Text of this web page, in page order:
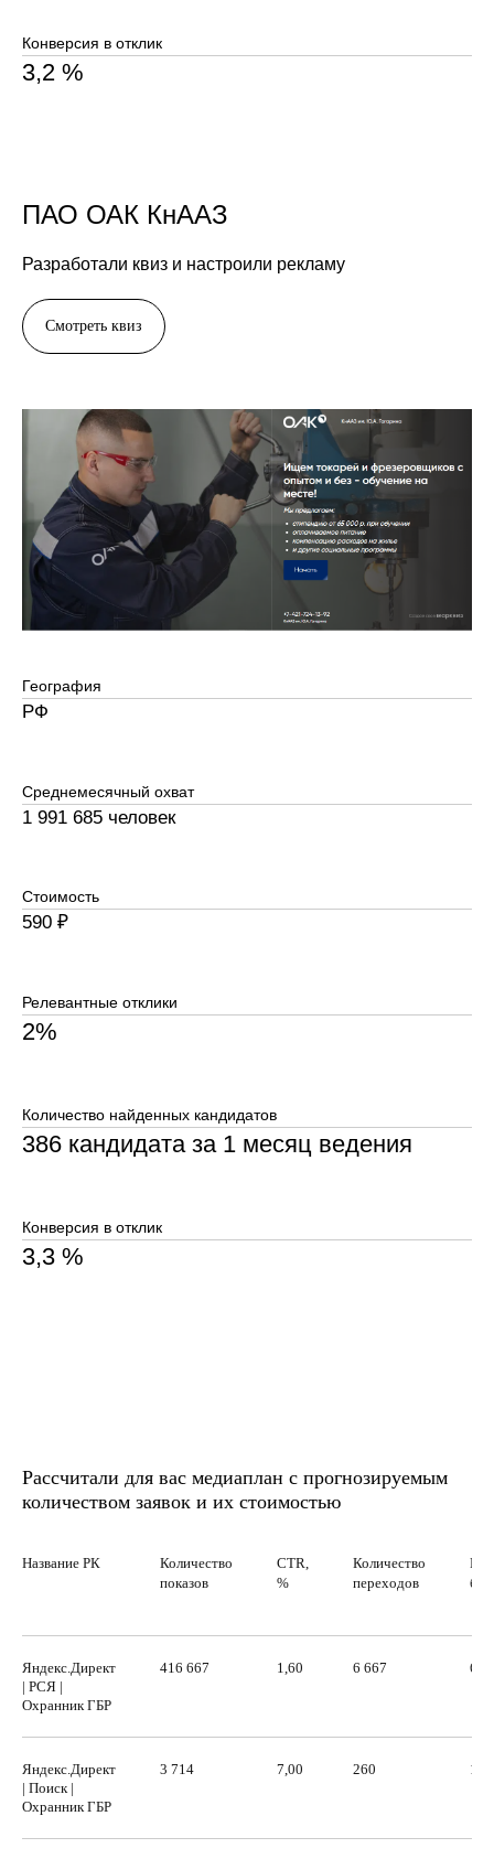
ПАО ОАК КнААЗ
Разработали квиз и настроили рекламу
Смотреть квиз
Среднемесячный охват
1 991 685 человек
Релевантные отклики
Количество найденных кандидатов
386 кандидата за 1 месяц ведения
Рассчитали для вас медиаплан с прогнозируемым
количеством заявок и их стоимостью
Название РК
Количество
показов
CTR,
%
Количество
переходов
Яндекс.Директ
| РСЯ |
Охранник ГБР
416 667 1,60 6 667 60
Яндекс.Директ
| Поиск |
Охранник ГБР
3 714 7,00 260 13